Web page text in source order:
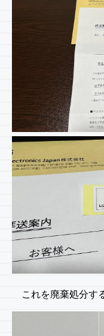
これを廃棄処分す